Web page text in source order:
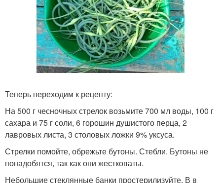
Теперь переходим к рецепту:
На 500 г чесночных стрелок возьмите 700 мл воды, 100 г
сахара и 75 г соли, 6 горошин душистого перца, 2
лавровых листа, 3 столовых ложки 9% уксуса.
Стрелки помойте, обрежьте бутоны. Стебли. Бутоны не
понадобятся, так как они жестковаты.
Небольшие стеклянные банки простерилизуйте. В в